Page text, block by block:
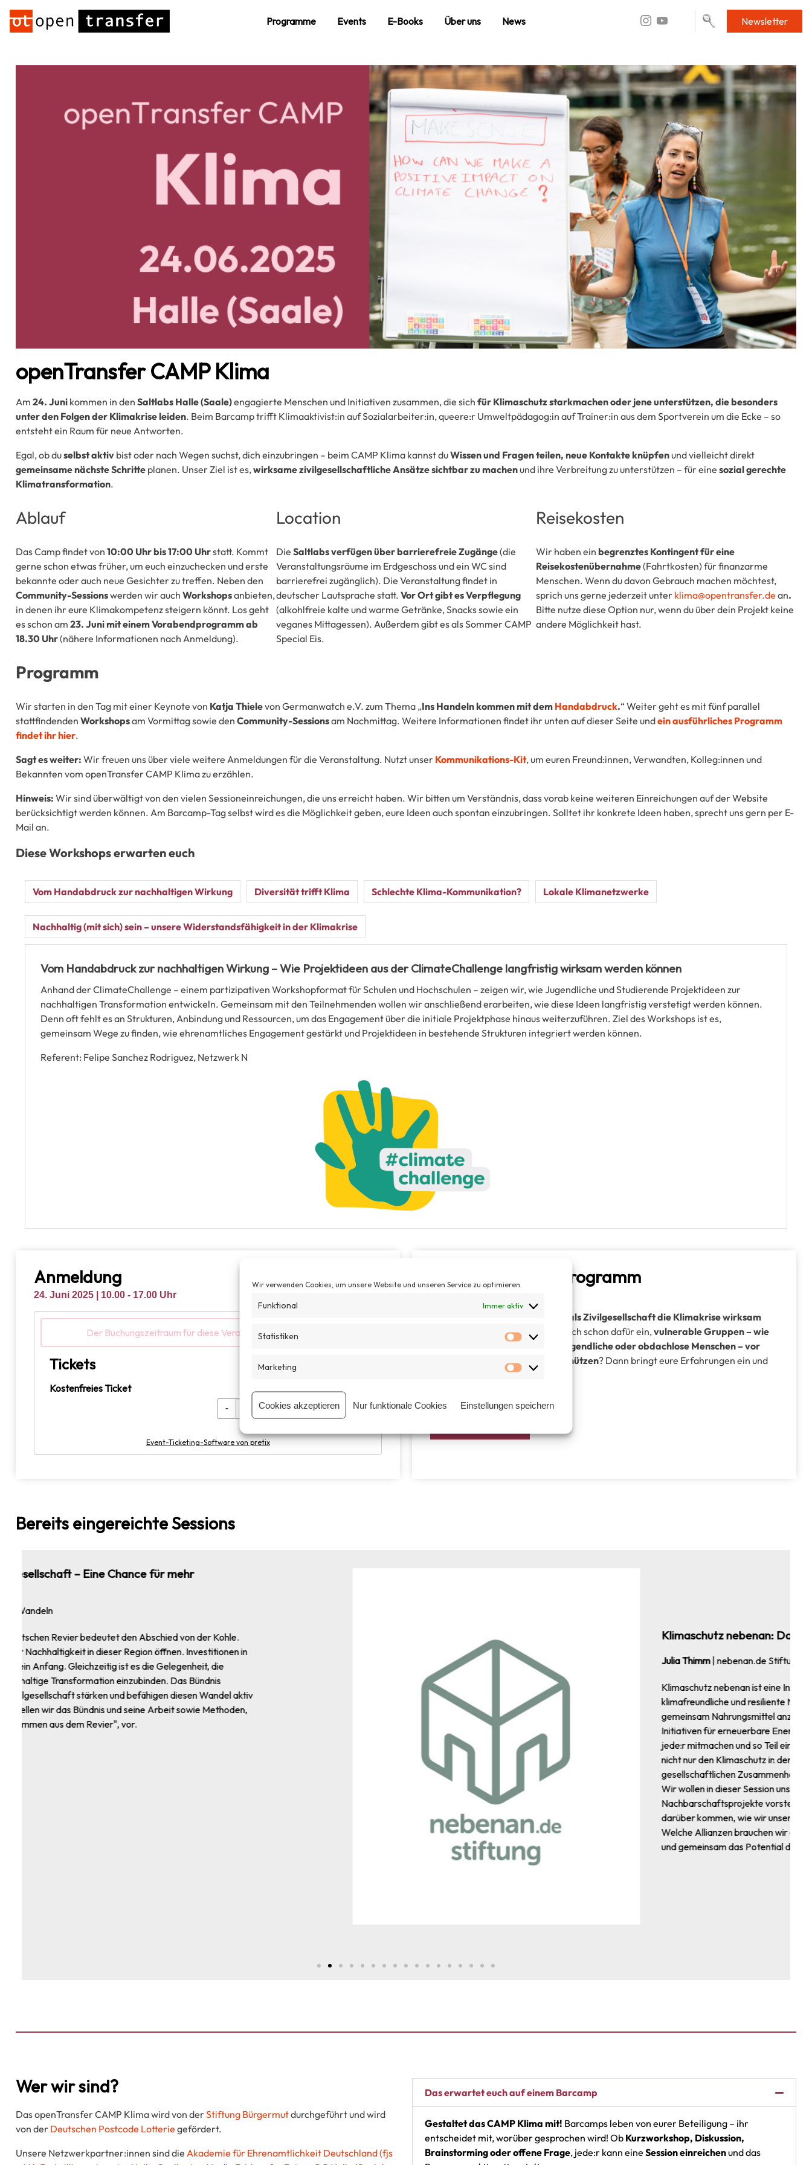
Wir verwenden Cookies, um unsere Website und unseren Service zu optimieren.
Funktional Immer aktiv
Statistiken
Marketing
Cookies akzeptieren Nur funktionale Cookies Einstellungen speichern
Pro­gramme Events E-Books Über uns News Newsletter
openTransfer CAMP Klima
Am 24. Juni kommen in den Saltlabs Halle (Saale)engagierte Menschen und Initiativen zusammen, die sich für Klimaschutz starkmachen oder jene unterstützen, die besonders
unter den Folgen der Klimakrise leiden. Beim Barcamp trifft Klimaaktivist:in auf Sozialarbeiter:in, queere:r Umweltpädagog:in auf Trainer:in aus dem Sportverein um die Ecke – so
entsteht ein Raum für neue Antworten.
Egal, ob duselbst aktiv bist oder nach Wegen suchst, dich einzubringen – beim CAMP Klima kannst duWissen und Fragen teilen, neue Kontakte knüpfenund vielleicht direkt
gemeinsame nächste Schritte planen. Unser Ziel ist es,wirksame zivilgesellschaftliche Ansätze sichtbar zu machenund ihre Verbreitung zu unterstützen – für eine sozial gerechte
Klimatransformation.
Ablauf
Das Camp findet von 10:00 Uhr bis 17:00 Uhrstatt. Kommt
gerne schon etwas früher, um euch einzuchecken und erste
bekannte oder auch neue Gesichter zu treffen. Neben den
Community-Sessionswerden wir auch Workshopsanbieten,
in denen ihr eure Klimakompetenz steigern könnt. Los geht
es schon am 23. Juni mit einem Vorabendprogramm ab
18.30 Uhr(nähere Informationen nach Anmeldung).
Location
Die Saltlabs verfügen über barrierefreie Zugänge(die
Veranstaltungsräume im Erdgeschoss und ein WC sind
barrierefrei zugänglich). Die Veranstaltung findet in
deutscher Lautsprache statt. Vor Ort gibt es Verpflegung
(alkohlfreie kalte und warme Getränke, Snacks sowie ein
veganes Mittagessen). Außerdem gibt es als Sommer CAMP
Special Eis.
Reisekosten
Wir haben einbegrenztes Kontingent für eine
Reisekostenübernahme(Fahrtkosten) für finanzarme
Menschen. Wenn du davon Gebrauch machen möchtest,
sprich uns gerne jederzeit unter klima@opentransfer.de an.
Bitte nutze diese Option nur, wenn du über dein Projekt keine
andere Möglichkeit hast.
Programm
Wir starten in den Tag mit einer Keynote von Katja Thielevon Germanwatch e.V. zum Thema „Ins Handeln kommen mit dem Handabdruck.“ Weiter geht es mit fünf parallel
stattfindenden Workshopsam Vormittag sowie den Community-Sessionsam Nachmittag. Weitere Informationen findet ihr unten auf dieser Seite undein ausführliches Programm
findet ihr hier.
Sagt es weiter: Wir freuen uns über viele weitere Anmeldungen für die Veranstaltung. Nutzt unser Kommunikations-Kit, um euren Freund:innen, Verwandten, Kolleg:innen und
Bekannten vom openTransfer CAMP Klima zu erzählen.
Hinweis: Wir sind überwältigt von den vielen Sessioneinreichungen, die uns erreicht haben. Wir bitten um Verständnis, dass vorab keine weiteren Einreichungen auf der Website
berücksichtigt werden können. Am Barcamp-Tag selbst wird es die Möglichkeit geben, eure Ideen auch spontan einzubringen. Solltet ihr konkrete Ideen haben, sprecht uns gern per E-
Mail an.
Diese Workshops erwarten euch
Vom Handabdruck zur nachhaltigen Wirkung Diversität trifft Klima Schlechte Klima-Kommunikation? Lokale Klimanetzwerke
Nachhaltig (mit sich) sein – unsere Widerstandsfähigkeit in der Klimakrise
Vom Handabdruck zur nachhaltigen Wirkung – Wie Projektideen aus der ClimateChallenge langfristig wirksam werden können
Anhand der ClimateChallenge – einem partizipativen Workshopformat für Schulen und Hochschulen – zeigen wir, wie Jugendliche und Studierende Projektideen zur
nachhaltigen Transformation entwickeln. Gemeinsam mit den Teilnehmenden wollen wir anschließend erarbeiten, wie diese Ideen langfristig verstetigt werden können.
Denn oft fehlt es an Strukturen, Anbindung und Ressourcen, um das Engagement über die initiale Projektphase hinaus weiterzuführen. Ziel des Workshops ist es,
gemeinsam Wege zu finden, wie ehrenamtliches Engagement gestärkt und Projektideen in bestehende Strukturen integriert werden können.
Referent: Felipe Sanchez Rodriguez, Netzwerk N
Anmeldung
24. Juni 2025 | 10.00 - 17.00 Uhr
Der Buchungszeitraum für diese Veranstaltung ist beendet.
Tickets
Kostenfreies Ticket
- +
Event-Ticketing-Software von pretix
Ihr gestaltet das Programm
als Zivilgesellschaft die Klimakrise wirksam
können? Setzt ihr euch schon dafür ein,vulnerable Gruppen – wie
ältere Menschen, Kinder und Jugendliche oder obdachlose Menschen – vor
den Folgen der Klimakrise zu schützen? Dann bringt eure Erfahrungen ein und
reicht eure Session ein
Bereits eingereichte Sessions
Klimaschutz nebenan: Das Potential resilienter Nachbarschaften
| nebenan.de Stiftung gGmbH
Klimaschutz nebenan ist eine Initiative der nebenan.de Stiftung, die sich für
klimafreundliche und resiliente Nachbarschaften einsetzt. Egal ob es darum geht,
gemeinsam Nahrungsmittel anzubauen, Fahrgemeinschaften zu bilden oder lokale
Initiativen für erneuerbare Energien zu unterstützen – bei Klimaschutz nebenan kann
jede:r mitmachen und so Teil einer großen Bewegung werden. Dabei treibt die Initiative
nicht nur den Klimaschutz in der Nachbarschaft voran, sondern stärkt auch den
gesellschaftlichen Zusammenhalt und ein lebendiges Miteinander.
Wir wollen in dieser Session unsere Initiative sowie einige Beispiele für klimafreundliche
Nachbarschaftsprojekte vorstellen. Dann möchten wir mit Euch in den Austausch
darüber kommen, wie wir unsere Nachbarschaften zukunftsfähig machen können.
Welche Allianzen brauchen wir dafür? Wie schaffen wir es, unsere Ansätze zu vernetzen
und gemeinsam das Potential der Resilienz in der Nachbarschaft zu stärken?
Wer wir sind?
Das openTransfer CAMP Klima wird von derStiftung Bürgermutdurchgeführt und wird
von der Deutschen Postcode Lotterie gefördert.
Unsere Netzwerkpartner:innen sind die Akademie für Ehrenamtlichkeit Deutschland (fjs
Das erwartet euch auf einem Barcamp
Gestaltet das CAMP Klima mit! Barcamps leben von eurer Beteiligung – ihr
entscheidet mit, worüber gesprochen wird! Ob Kurzworkshop, Diskussion,
Brainstorming oder offene Frage, jede:r kann eine Session einreichenund das